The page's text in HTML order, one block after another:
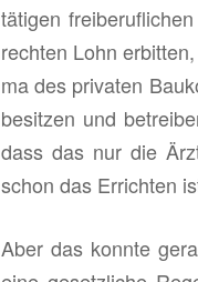
tä­ti­gen
rech­ten Lohn
ma des pri­va­ten
be­sit­zen und
dass das nur die
schon das Er­rich­ten
Aber das konn­te